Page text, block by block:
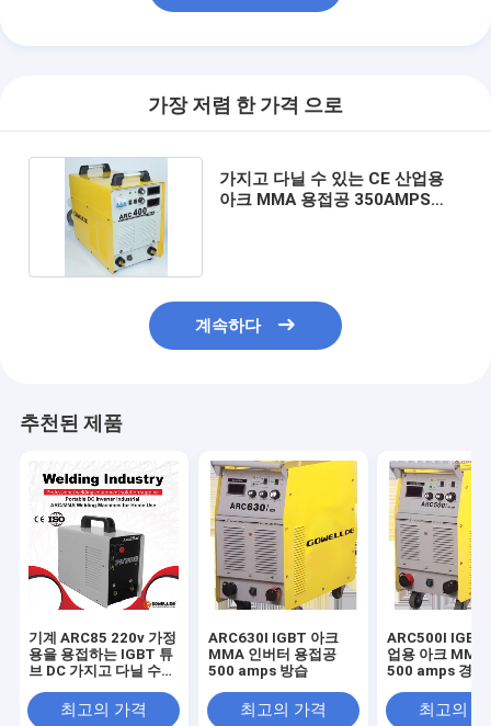
가장 저렴 한 가격 으로
가지고 다닐 수 있는 CE 산업용
아크 MMA 용접공 350AMPS
계속하다
추천된 제품
기계 ARC85 220v 가정
용을 용접하는 IGBT 튜
브 DC 가지고 다닐 수
최고의 가격
ARC630I IGBT 아크
MMA 인버터 용접공
500 amps 방습
최고의 가격
ARC500I IGBT
업용 아크 MMA
500 amps 경향
최고의